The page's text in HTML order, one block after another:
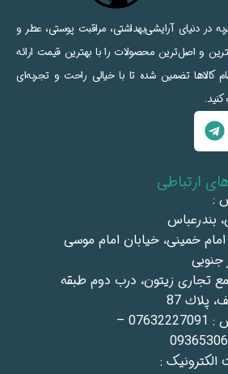
با ۱۵ سال تجربه در دنیای آرایشی‌بهداشتی، مراقبت پوستی، عطر و
و اصل‌ترین محصولات را با بهترین قیمت ارائه
کالاها تضمین شده تا با خیالی راحت و تجربه‌ای
ارتباطی
:
بندرعباس
امام خمينى، خيابان امام موسى
تجاری زيتون، درب دوم طبقه
پلاك 87
تماس : 07632227091 –
: